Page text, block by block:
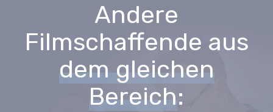
Andere
Filmschaffende aus
dem gleichen
Bereich: